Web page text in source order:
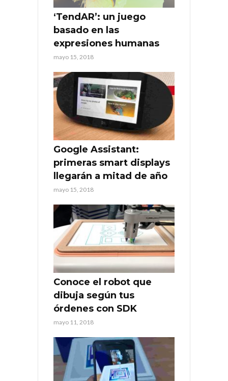
‘TendAR’: un juego
basado en las
expresiones humanas
mayo 15, 2018
Google Assistant:
primeras smart displays
llegarán a mitad de año
mayo 15, 2018
Conoce el robot que
dibuja según tus
órdenes con SDK
mayo 11, 2018